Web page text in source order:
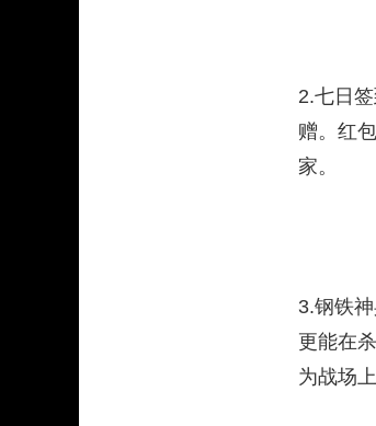
2.七日
赠。红
家。​
3.钢铁
更能在
为战场